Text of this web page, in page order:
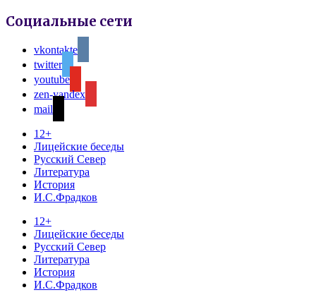
Социальные сети
vkontakte
twitter
youtube
zen-yandex
mail
12+
Лицейские беседы
Русский Север
Литература
История
И.С.Фрадков
12+
Лицейские беседы
Русский Север
Литература
История
И.С.Фрадков